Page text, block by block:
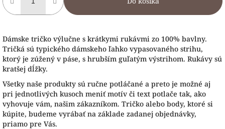
Dámske tričko výlučne s krátkymi rukávmi zo 100% bavlny.
Tričká sú typického dámskeho ľahko vypasovaného strihu,
ktorý je zúžený v páse, s hrubším guľatým výstrihom. Rukávy sú
kratšej dĺžky.
Všetky naše produkty sú ručne potláčané a preto je možné aj
pri jednotlivých kusoch meniť motív či text potlače tak, ako
vyhovuje vám, našim zákazníkom. Tričko alebo body, ktoré si
kúpite, budeme vyrábať na základe zadanej objednávky,
priamo pre Vás.